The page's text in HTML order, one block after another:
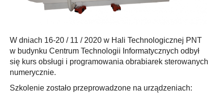
W dniach 16-20 / 11 / 2020 w Hali Technologicznej PNT
w budynku Centrum Technologii Informatycznych odbył
się kurs obsługi i programowania obrabiarek sterowanych
numerycznie.
Szkolenie zostało przeprowadzone na urządzeniach: